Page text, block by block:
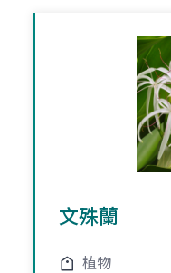
文殊蘭
植物